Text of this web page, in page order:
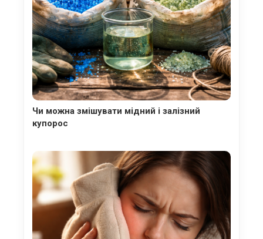
Чи можна змішувати мідний і залізний
купорос